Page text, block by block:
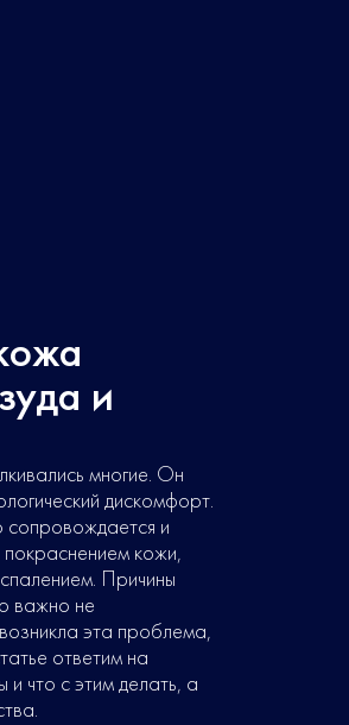
и
многие. Он
дискомфорт.
сопровождается и
кожи,
Причины
важно не
эта проблема,
ответим на
что с этим делать, а